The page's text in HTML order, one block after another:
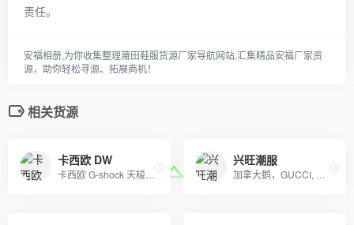
责任。
安福相册,为你收集整理莆田鞋服货源厂家导航网站,汇集精品安福厂家资
源，助你轻松寻源、拓展商机！
相关货源
卡西欧 DW 兴旺潮服